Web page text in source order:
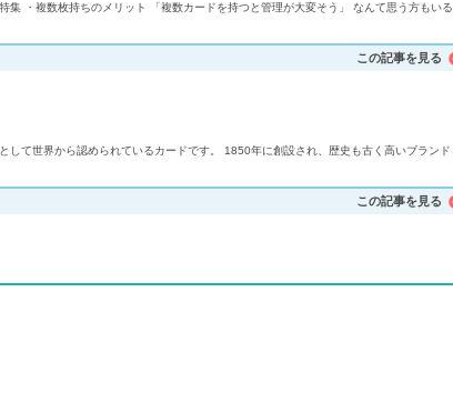
・複数枚持ちのメリット 「複数カードを持つと管理が大変そう」 なんて思う方もいる
この記事を見る
て世界から認められているカードです。 1850年に創設され、歴史も古く高いブランド
この記事を見る